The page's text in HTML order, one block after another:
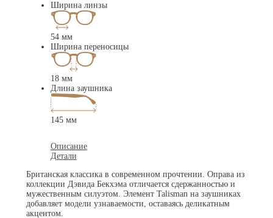
Ширина линзы
54 мм
Ширина переносицы
18 мм
Длина заушника
145 мм
Описание
Детали
Британская классика в современном прочтении. Оправа из
коллекции Дэвида Бекхэма отличается сдержанностью и
мужественным силуэтом. Элемент Talisman на заушниках
добавляет модели узнаваемости, оставаясь деликатным
акцентом.